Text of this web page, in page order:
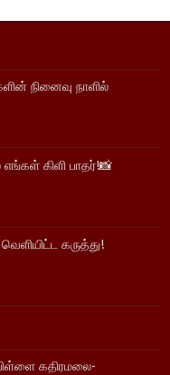
நினைவு நாளில்
கிளி பாதர்!📸
கருத்து!
கதிரமலை-